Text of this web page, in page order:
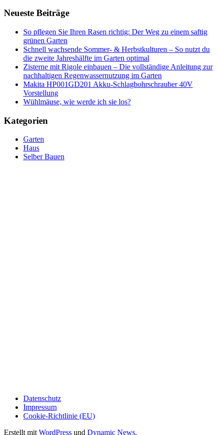
Neueste Beiträge
So pflegen Sie Ihren Rasen richtig: Der Weg zu einem saftig
grünen Garten
Schnell wachsende Sommer- & Herbstkulturen – So nutzt du
die zweite Jahreshälfte im Garten optimal
Zisterne mit Rigole einbauen – Die vollständige Anleitung zur
nachhaltigen Regenwassernutzung im Garten
Makita HP001GD201 Akku-Schlagbohrschrauber 40V
Vorstellung
Wühlmäuse, wie werde ich sie los?
Kategorien
Garten
Haus
Selber Bauen
Datenschutz
Impressum
Cookie-Richtlinie (EU)
Erstellt mitWordPress und Dynamic News.